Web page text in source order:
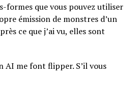
formes que vous pouvez utiliser
émission de monstres d’un
ce que j’ai vu, elles sont
AI me font flipper. S’il vous